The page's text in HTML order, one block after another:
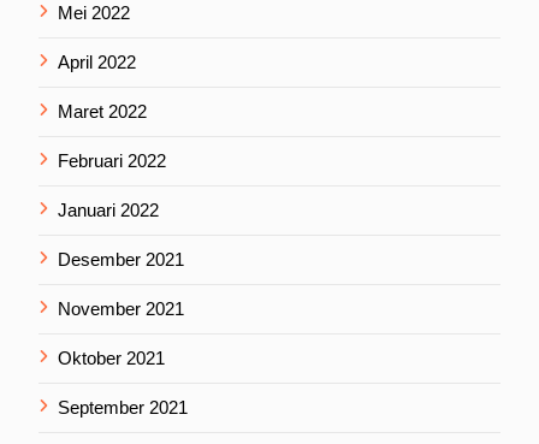
Mei 2022
April 2022
Maret 2022
Februari 2022
Januari 2022
Desember 2021
November 2021
Oktober 2021
September 2021